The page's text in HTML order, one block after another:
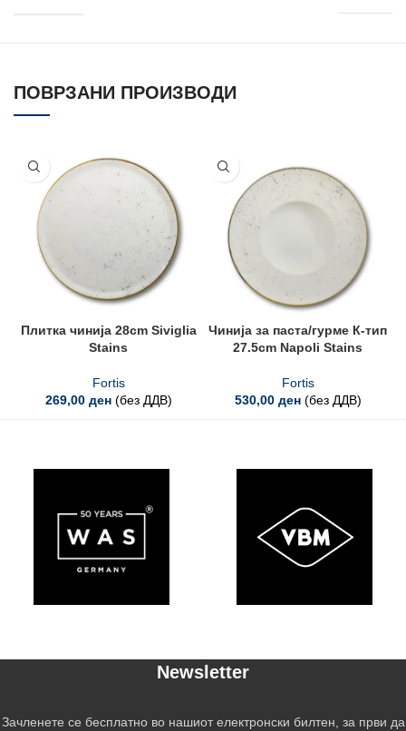
ПОВРЗАНИ ПРОИЗВОДИ
Плитка чинија 28cm Siviglia
Stains
Fortis
269,00 ден (без ДДВ)
Чинија за паста/гурме К-тип
27.5cm Napoli Stains
Fortis
530,00 ден (без ДДВ)
Newsletter
Зачленете се бесплатно во нашиот електронски билтен, за први да